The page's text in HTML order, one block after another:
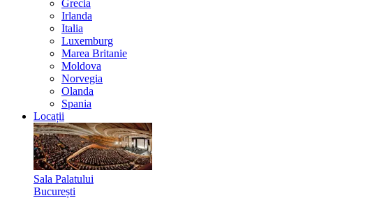
Grecia
Irlanda
Italia
Luxemburg
Marea Britanie
Moldova
Norvegia
Olanda
Spania
Locații
Sala Palatului
București